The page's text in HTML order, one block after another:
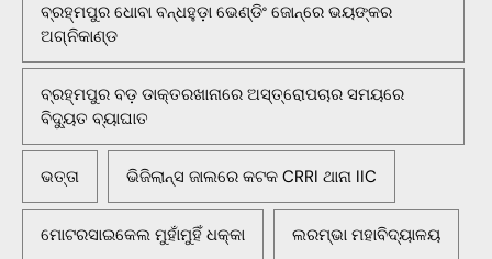
ବ୍ରହ୍ମପୁର ଧୋବା ବନ୍ଧହୁଡ଼ା ଭେଣ୍ଡିଂ ଜୋନ୍‌ରେ ଭୟଙ୍କର
ଅଗ୍ନିକାଣ୍ଡ
ବ୍ରହ୍ମପୁର ବଡ଼ ଡାକ୍ତରଖାନାରେ ଅସ୍ତ୍ରୋପଚାର ସମୟରେ
ବିଦ୍ୟୁତ ବ୍ୟାଘାତ
ଭତ୍ତା ଭିଜିଲାନ୍ସ ଜାଲରେ କଟକ CRRI ଥାନା IIC
ମୋଟରସାଇକେଲ ମୁହାଁମୁହିଁ ଧକ୍କା ଲରମ୍ଭା ମହାବିଦ୍ୟାଳୟ